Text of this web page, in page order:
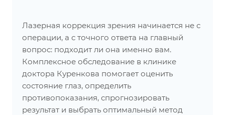
Лазерная коррекция зрения начинается не с
операции, а с точного ответа на главный
вопрос: подходит ли она именно вам.
Комплексное обследование в клинике
доктора Куренкова помогает оценить
состояние глаз, определить
противопоказания, спрогнозировать
результат и выбрать оптимальный метод